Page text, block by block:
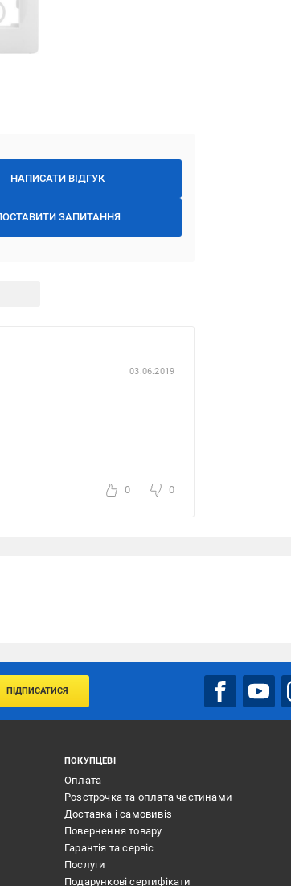
НАПИСАТИ ВІДГУК
ЗАПИТАННЯ
03.06.2019
0 0
ПІДПИСАТИСЯ
ПОКУПЦЕВІ
Оплата
Розстрочка та оплата частинами
Доставка і самовивіз
Повернення товару
Гарантія та сервіс
Послуги
Подарункові сертифікати